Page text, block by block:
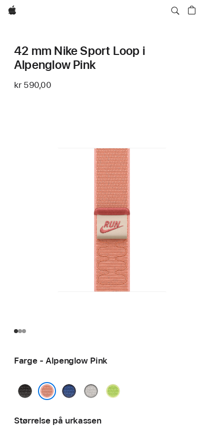
Apple
42 mm Nike Sport Loop i
Alpenglow Pink
kr 590,00
Farge - Alpenglow Pink
midnattsvartBlue
VeiledVolt
Størrelse på urkassen